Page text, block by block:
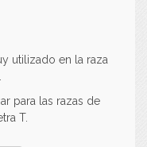
utilizado en la raza
para las razas de
T.